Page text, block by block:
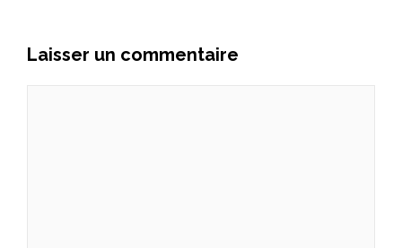
Laisser un commentaire